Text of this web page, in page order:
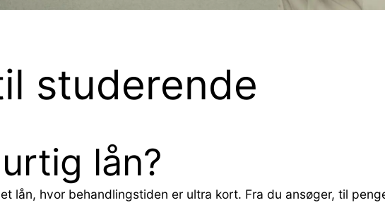
studerende
lån?
lån, hvor behandlingstiden er ultra kort. Fra du ansøger, til